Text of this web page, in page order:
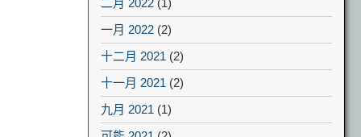
二月 2022 (1)
一月 2022 (2)
十二月 2021 (2)
十一月 2021 (2)
九月 2021 (1)